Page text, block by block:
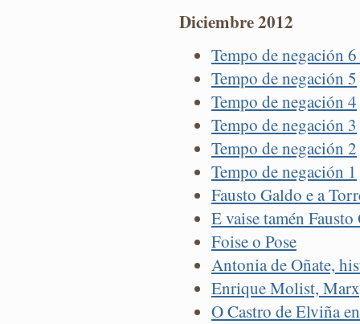
Diciembre 2012
Tempo de negación
Tempo de negación 5
Tempo de negación 4
Tempo de negación 3
Tempo de negación 2
Tempo de negación 1
Fausto Galdo e a
E vaise tamén
Foise o Pose
Antonia de Oñate,
Enrique Molist,
O Castro de Elviña